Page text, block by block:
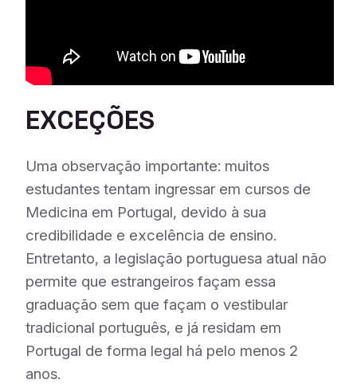
EXCEÇÕES
Uma observação importante: muitos
estudantes tentam ingressar em cursos de
Medicina em Portugal, devido à sua
credibilidade e excelência de ensino.
Entretanto, a legislação portuguesa atual não
permite que estrangeiros façam essa
graduação sem que façam o vestibular
tradicional português, e já residam em
Portugal de forma legal há pelo menos 2
anos.